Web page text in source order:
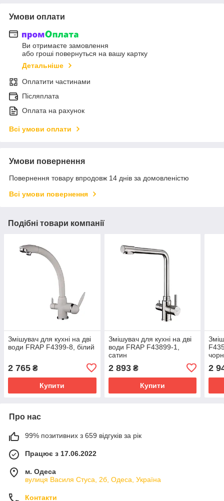
Умови оплати
Ви отримаєте замовлення
або гроші повернуться на вашу картку
Детальніше
Оплатити частинами
Післяплата
Оплата на рахунок
Всі умови оплати
Умови повернення
Повернення товару впродовж 14 днів за домовленістю
Всі умови повернення
Подібні товари компанії
Змішувач для кухні на дві
води FRAP F4399-8, білий
2 765 ₴
Купити
Змішувач для кухні на дві
води FRAP F43899-1,
сатин
2 893₴
Купити
2
Про нас
99% позитивних з 659 відгуків за рік
Працює з 17.06.2022
м. Одеса
вулиця Василя Стуса, 2б, Одеса, Україна
Контакти